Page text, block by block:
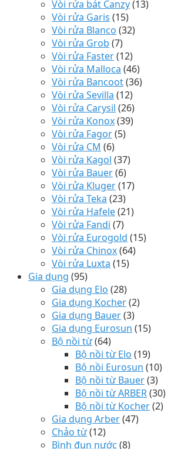
Vòi rửa bát Canzy(13)
Vòi rửa Garis (15)
Vòi rửa Blanco (32)
Vòi rửa Grob (7)
Vòi rửa Faster(12)
Vòi rửa Malloca (46)
Vòi rửa Bancoot(36)
Vòi rửa Sevilla (12)
Vòi rửa Carysil (26)
Vòi rửa Konox(39)
Vòi rửa Fagor(5)
Vòi rửa CM (6)
Vòi rửa Kagol (37)
Vòi rửa Bauer(6)
Vòi rửa Kluger(17)
Vòi rửa Teka (23)
Vòi rửa Hafele(21)
Vòi rửa Fandi (7)
Vòi rửa Eurogold (15)
Vòi rửa Chinox(64)
Vòi rửa Luxta (15)
Gia dụng (95)
Gia dụng Elo (28)
Gia dụng Kocher(2)
Gia dụng Bauer(3)
Gia dụng Eurosun (15)
Bộ nồi từ(64)
Bộ nồi từ Elo (19)
Bộ nồi Eurosun (10)
Bộ nồi từ Bauer(3)
Bộ nồi từ ARBER(30)
Bộ nồi từ Kocher(2)
Gia dụng Arber(47)
Chảo từ(12)
Bình đun nước (8)